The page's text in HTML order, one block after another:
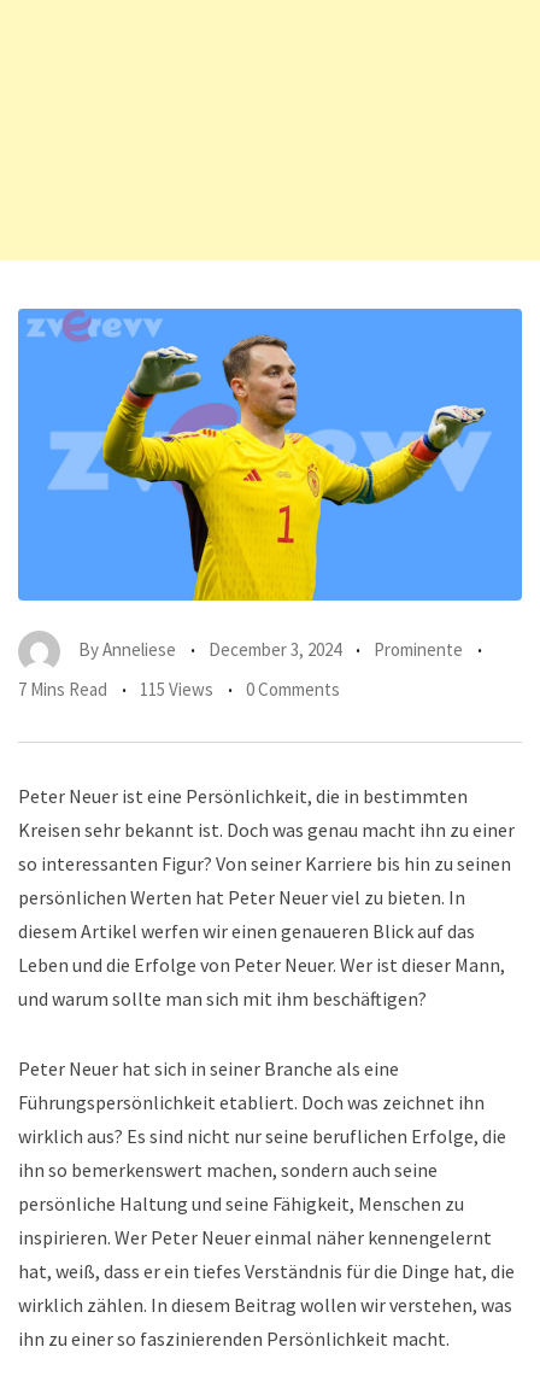
ByAnneliese December 3, 2024
Prominente
7 Mins Read
115 Views 0 Comments
Peter Neuer ist eine Persönlichkeit, die in bestimmten
Kreisen sehr bekannt ist. Doch was genau macht ihn zu einer
so interessanten Figur? Von seiner Karriere bis hin zu seinen
persönlichen Werten hat Peter Neuer viel zu bieten. In
diesem Artikel werfen wir einen genaueren Blick auf das
Leben und die Erfolge von Peter Neuer. Wer ist dieser Mann,
und warum sollte man sich mit ihm beschäftigen?
Peter Neuer hat sich in seiner Branche als eine
Führungspersönlichkeit etabliert. Doch was zeichnet ihn
wirklich aus? Es sind nicht nur seine beruflichen Erfolge, die
ihn so bemerkenswert machen, sondern auch seine
persönliche Haltung und seine Fähigkeit, Menschen zu
inspirieren. Wer Peter Neuer einmal näher kennengelernt
hat, weiß, dass er ein tiefes Verständnis für die Dinge hat, die
wirklich zählen. In diesem Beitrag wollen wir verstehen, was
ihn zu einer so faszinierenden Persönlichkeit macht.